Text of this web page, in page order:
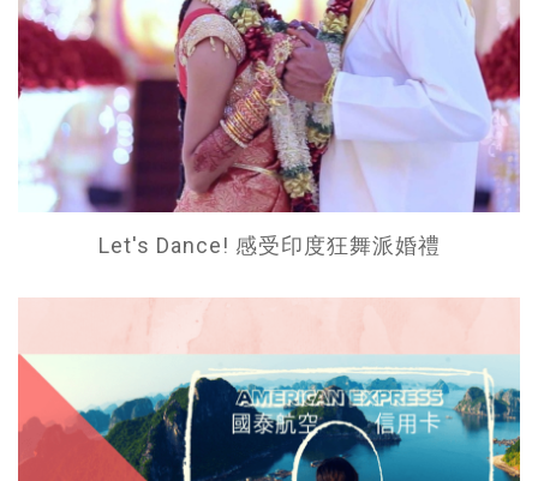
Let's Dance! 感受印度狂舞派婚禮